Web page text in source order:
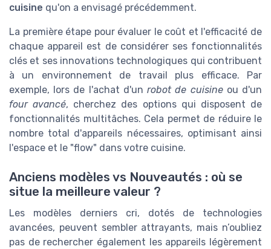
cuisine qu'on a envisagé précédemment.
La première étape pour évaluer le coût et l'efficacité de
chaque appareil est de considérer ses fonctionnalités
clés et ses innovations technologiques qui contribuent
à un environnement de travail plus efficace. Par
exemple, lors de l'achat d'unrobot de cuisineou d'un
four avancé, cherchez des options qui disposent de
fonctionnalités multitâches. Cela permet de réduire le
nombre total d'appareils nécessaires, optimisant ainsi
l'espace et le "flow" dans votre cuisine.
Anciens modèles vs Nouveautés : où se
situe la meilleure valeur ?
Les modèles derniers cri, dotés de technologies
avancées, peuvent sembler attrayants, mais n’oubliez
pas de rechercher également les appareils légèrement